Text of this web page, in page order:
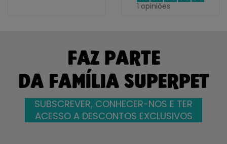
1 opiniões
FAZ PARTE
DA FAMÍLIA SUPERPET
SUBSCREVER, CONHECER-NOS E TER
ACESSO A DESCONTOS EXCLUSIVOS